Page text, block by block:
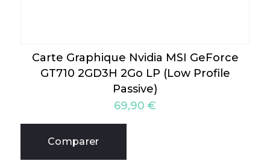
Carte Graphique Nvidia MSI GeForce
GT710 2GD3H 2Go LP (Low Profile
Passive)
69,90 €
Comparer